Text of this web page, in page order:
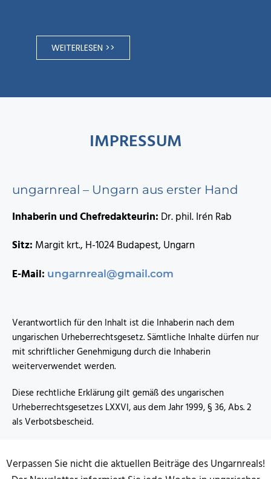
WEITERLESEN >>
IMPRESSUM
ungarnreal – Ungarn aus erster Hand
Inhaberin und Chefredakteurin: Dr. phil. Irén Rab
Sitz: Margit krt., H-1024 Budapest, Ungarn
E-Mail: ungarnreal@gmail.com
Verantwortlich für den Inhalt ist die Inhaberin nach dem
ungarischen Urheberrechtsgesetz. Sämtliche Inhalte dürfen nur
mit schriftlicher Genehmigung durch die Inhaberin
weiterverwendet werden.
Diese rechtliche Erklärung gilt gemäß des ungarischen
Urheberrechtsgesetzes LXXVI, aus dem Jahr 1999, § 36, Abs. 2
als Verbotsbescheid.
Verpassen Sie nicht die aktuellen Beiträge des Ungarnreals!